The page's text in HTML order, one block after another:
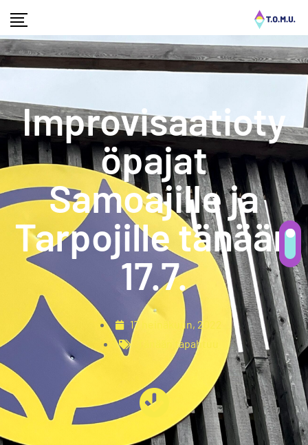
Improvisaatioty
öpajat
Samoajille ja
Tarpojille tänään
17.7.
17 heinäkuun, 2022
Tänään tapahtuu